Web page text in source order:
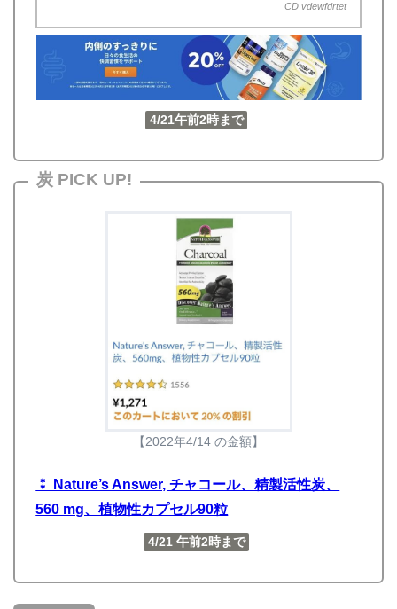
CD vdewfdrtet
4/21午前2時まで
炭 PICK UP!
【2022年4/14 の金額】
⁑ Nature’s Answer, チャコール、精製活性炭、
560 mg、植物性カプセル90粒
4/21 午前2時まで